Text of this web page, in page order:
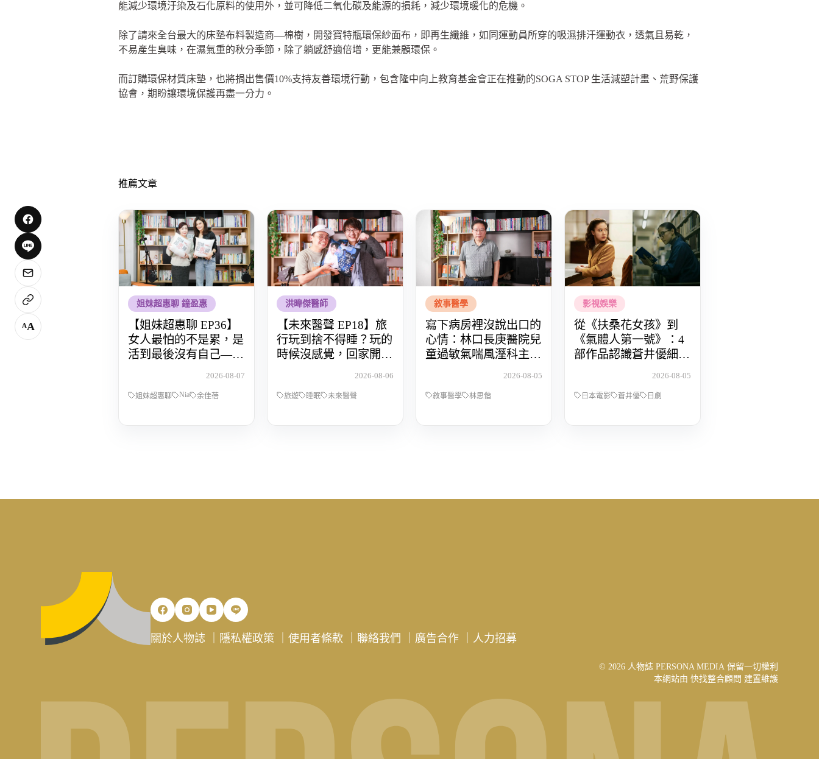
能減少環境汙染及石化原料的使用外，並可降低二氧化碳及能源的損耗，減少環境暖化的危機。
除了請來全台最大的床墊布料製造商—棉樹，開發寶特瓶環保紗面布，即再生纖維，如同運動員所穿的吸濕排汗運動衣，透氣且易乾，
不易產生臭味，在濕氣重的秋分季節，除了躺感舒適倍增，更能兼顧環保。
而訂購環保材質床墊，也將捐出售價10%支持友善環境行動，包含隆中向上教育基金會正在推動的SOGA STOP 生活減塑計畫、荒野保護
協會，期盼讓環境保護再盡一分力。
推薦文章
姐妹超惠聊 鐘盈惠
【姐妹超惠聊 EP36】
女人最怕的不是累，是
活到最後沒有自己——
找回人生主導權的那段
2026-08-07
姐妹超惠聊 Nia 余佳蓓
洪暐傑醫師
【未來醫聲 EP18】旅
行玩到捨不得睡？玩的
時候沒感覺，回家開始
2026-08-06
旅遊 睡眠 未來醫聲
敘事醫學
寫下病房裡沒說出口的
心情：林口長庚醫院兒
童過敏氣喘風溼科主治
2026-08-05
敘事醫學 林思偕
影視娛樂
從《扶桑花女孩》到
《氣體人第一號》：4
部作品認識蒼井優細膩
2026-08-05
日本電影 蒼井優 日劇
關於人物誌 隱私權政策 ｜使用者條款 ｜聯絡我們 廣告合作 人力招募
© 2026 人物誌 PERSONA MEDIA 保留一切權利
本網站由 快找整合顧問 建置維護
AA